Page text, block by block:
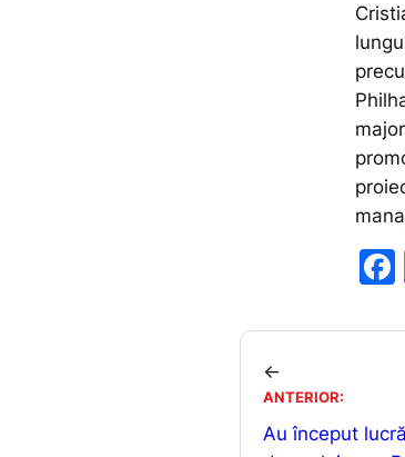
←
ANTERIOR:
Au început